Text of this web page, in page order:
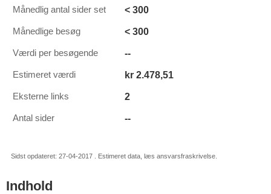
Månedlig antal sider set < 300
Månedlige besøg < 300
Værdi per besøgende --
Estimeret værdi kr 2.478,51
Eksterne links 2
Antal sider --
Sidst opdateret: 27-04-2017 . Estimeret data, læs ansvarsfraskrivelse.
Indhold